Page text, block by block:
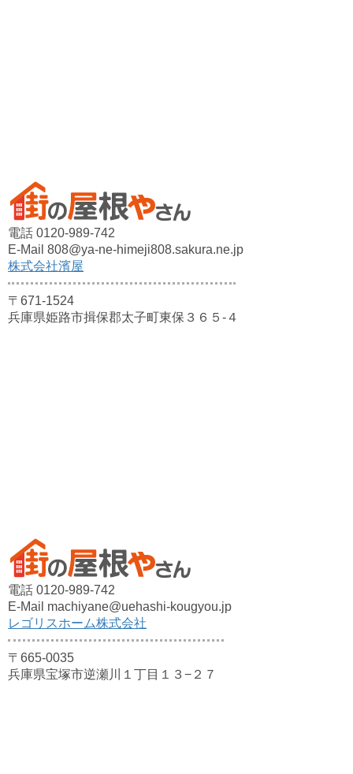
電話 0120-989-742
E-Mail 808@ya-ne-himeji808.sakura.ne.jp
株式会社濱屋
〒671-1524
兵庫県姫路市揖保郡太子町東保３６５-４
電話 0120-989-742
E-Mail machiyane@uehashi-kougyou.jp
レゴリスホーム株式会社
〒665-0035
兵庫県宝塚市逆瀬川１丁目１３−２７